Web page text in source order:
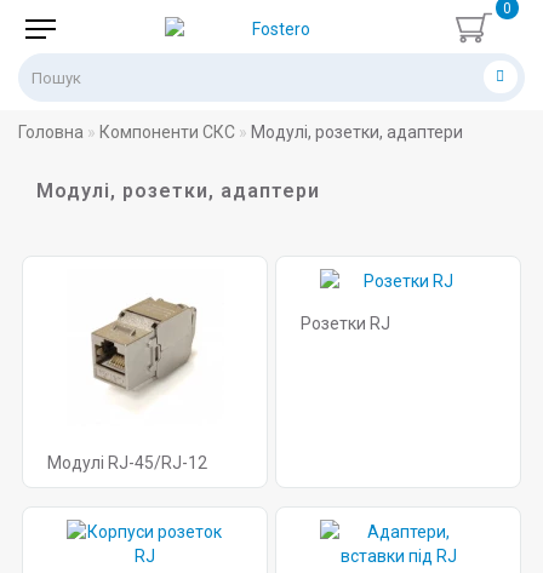
0
Головна Компоненти СКС Модулі, розетки, адаптери
Модулі, розетки, адаптери
Модулі RJ-45/RJ-12
Розетки RJ